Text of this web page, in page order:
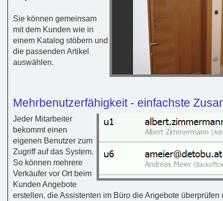
Sie können gemeinsam
mit dem Kunden wie in
einem Katalog stöbern und
die passenden Artikel
auswählen.
Mehrbenutzerfähigkeit - einfachste
Jeder Mitarbeiter
bekommt einen
eigenen Benutzer zum
Zugriff auf das System.
So können mehrere
Verkäufer vor Ort beim
Kunden Angebote
erstellen, die Assistenten im Büro die Angebote